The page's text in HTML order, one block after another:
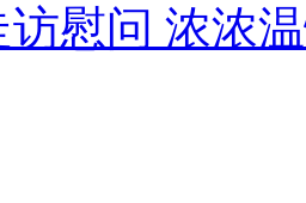
慰问 浓浓